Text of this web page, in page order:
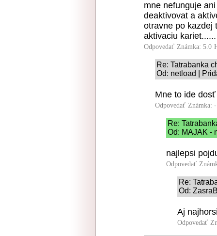
mne nefunguje
deaktivovat a
otravne po kazdej
aktivaciu kariet......
Odpovedať Známka: 5.0
Re: Tatrabanka
Od: netload |
Mne to ide
Odpovedať Známka:
Re:
Od: MAJAK -
najlepsi
Odpovedať
Re:
Od:
Aj
Odpovedať